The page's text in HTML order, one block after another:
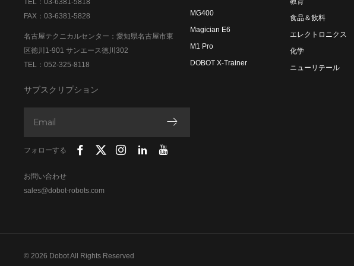
TEL：03-6381-5818
FAX：03-6381-5828
名古屋テクニカルセンター：愛知県名古屋市東
区徳川1-901 サンエース徳川302
TEL：052-325-8118
サブスクリプション
フォローする
お問い合わせ
sales@dobot-robots.com
MG400
Magician E6
M1 Pro
DOBOT X-Trainer
食品＆飲料
エレクトロニクス
化学
ニューリテール
© 2026 Dobot All Rights Reserved